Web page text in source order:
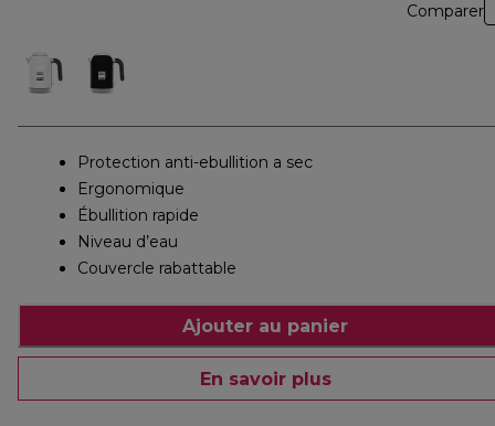
Comparer
Protection anti-ebullition a sec
Ergonomique
Ébullition rapide
Niveau d’eau
Couvercle rabattable
Ajouter au panier
En savoir plus